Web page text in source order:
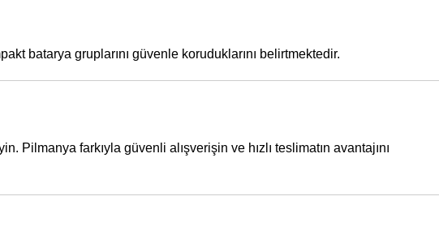
batarya gruplarını güvenle koruduklarını belirtmektedir.
Pilmanya farkıyla güvenli alışverişin ve hızlı teslimatın avantajını